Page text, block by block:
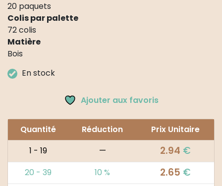
20 paquets
Colis par palette
72 colis
Matière
Bois
En stock
Ajouter aux favoris
Quantité Réduction
Prix Unitaire
1 - 19
— 2.94 €
20 - 39 10 % 2.65 €